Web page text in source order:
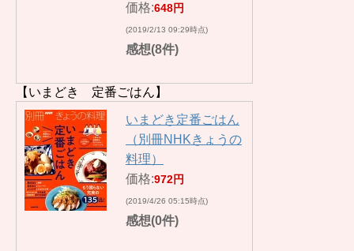
価格:648円
(2019/2/13 09:29時点)
感想(8件)
【いまどき 定番ごはん】
いまどき定番ごはん
（別冊NHKきょうの
料理）
価格:972円
(2019/4/26 05:15時点)
感想(0件)